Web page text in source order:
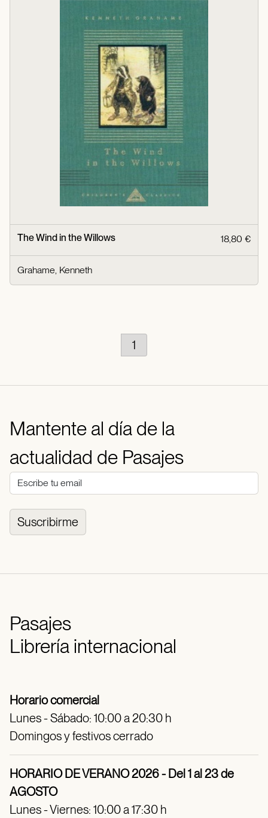
The Wind in the Willows 18,80 €
Grahame, Kenneth
1
Mantente al día de la
actualidad de Pasajes
Suscribirme
Pasajes
Librería internacional
Horario comercial
Lunes - Sábado: 10:00 a 20:30 h
Domingos y festivos cerrado
HORARIO DE VERANO 2026 - Del 1 al 23 de
AGOSTO
Lunes - Viernes: 10:00 a 17:30 h